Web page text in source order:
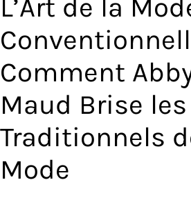
L’Art de la
Comment
Maud Brise
Traditionnels
Mode